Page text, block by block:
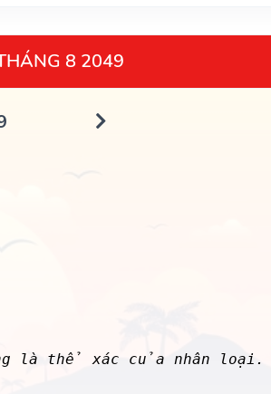
8 2049
là thể xác của nhân loại.